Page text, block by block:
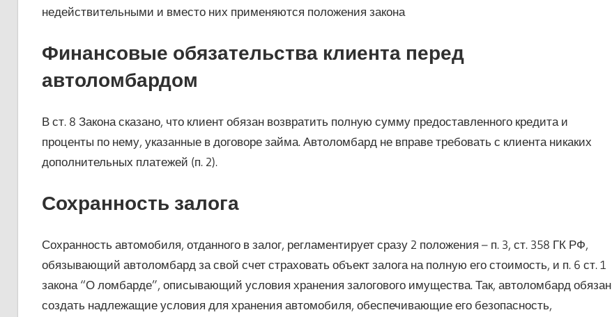
недействительными и вместо них применяются положения закона
Финансовые обязательства клиента перед
автоломбардом
В ст. 8 Закона сказано, что клиент обязан возвратить полную сумму предоставленного кредита и
проценты по нему, указанные в договоре займа. Автоломбард не вправе требовать с клиента никаких
дополнительных платежей (п. 2).
Сохранность залога
Сохранность автомобиля, отданного в залог, регламентирует сразу 2 положения – п. 3, ст. 358 ГК РФ,
обязывающий автоломбард за свой счет страховать объект залога на полную его стоимость, и п. 6 ст. 1
закона “О ломбарде”, описывающий условия хранения залогового имущества. Так, автоломбард обязан
создать надлежащие условия для хранения автомобиля, обеспечивающие его безопасность,